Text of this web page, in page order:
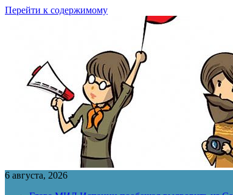
Перейти к содержимому
6 августа, 2026